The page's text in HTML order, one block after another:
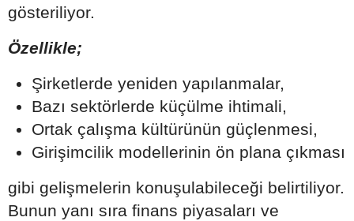
gösteriliyor.
Özellikle;
Şirketlerde yeniden yapılanmalar,
Bazı sektörlerde küçülme ihtimali,
Ortak çalışma kültürünün güçlenmesi,
Girişimcilik modellerinin ön plana çıkması
gibi gelişmelerin konuşulabileceği belirtiliyor.
Bunun yanı sıra finans piyasaları ve